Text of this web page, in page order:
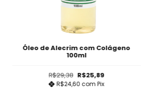
Óleo de Alecrim com Colágeno
100ml
R$29,38 R$25,89
R$24,60 com Pix